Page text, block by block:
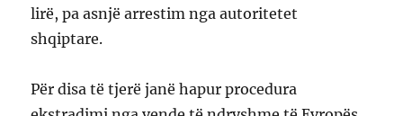
lirë, pa asnjë arrestim nga autoritetet
shqiptare.
Për disa të tjerë janë hapur procedura